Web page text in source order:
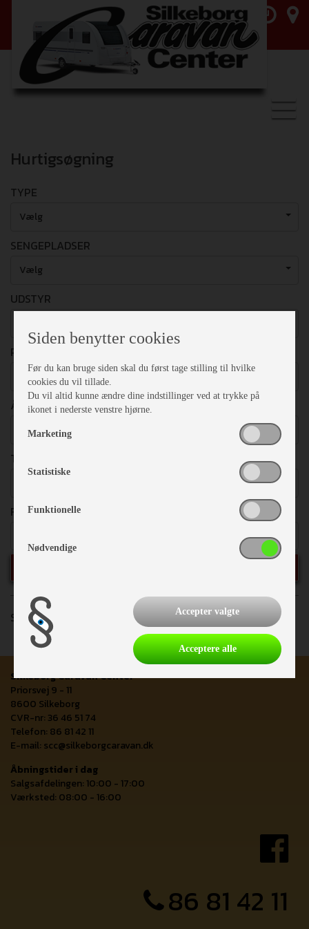
Hurtigsøgning
TYPE
Vælg
SENGEPLADSER
Vælg
UDSTYR
PRISER
Vælg
ÅRGANG
Vælg
TOTALVÆGT
FRITEKST
Sorter efter: Årgang Model
Silkeborg Caravan Center
Priorsvej 9 - 11
8600 Silkeborg
CVR-nr: 36 46 51 74
Telefon: 86 81 42 11
E-mail: scc@silkeborgcaravan.dk
Åbningstider i dag
Salgsafdelingen: 10:00 - 17:00
Værksted: 08:00 - 16:00
86 81 42 11
Siden benytter cookies
Før du kan bruge siden skal du først tage stilling til hvilke
cookies du vil tillade.
Du vil altid kunne ændre dine indstillinger ved at trykke på
ikonet i nederste venstre hjørne.
Marketing
Statistiske
Funktionelle
Nødvendige
Accepter valgte
Acceptere alle